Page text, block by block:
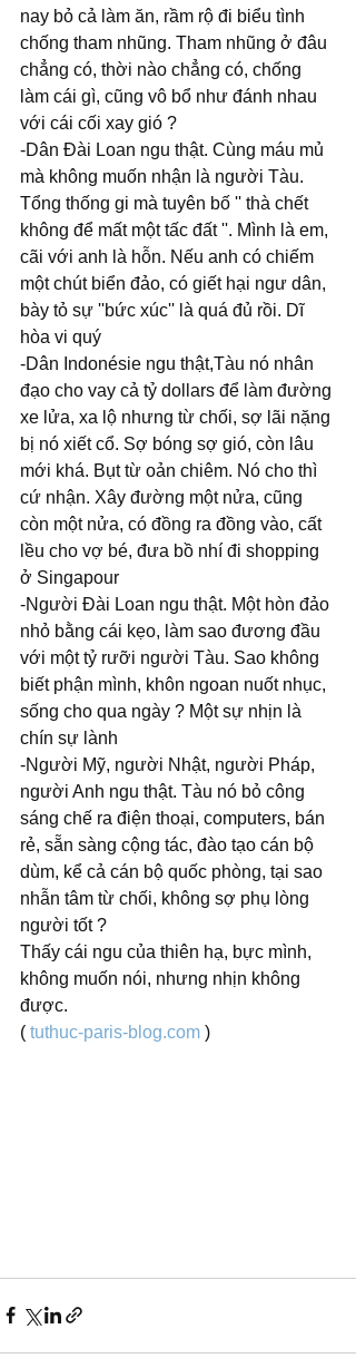
nay bỏ cả làm ăn, rầm rộ đi biểu tình
chống tham nhũng. Tham nhũng ở đâu
chẳng có, thời nào chẳng có, chống
làm cái gì, cũng vô bổ như đánh nhau
với cái cối xay gió ?
-Dân Đài Loan ngu thật. Cùng máu mủ
mà không muốn nhận là người Tàu.
Tổng thống gi mà tuyên bố '' thà chết
không để mất một tấc đất ''. Mình là em,
cãi với anh là hỗn. Nếu anh có chiếm
một chút biển đảo, có giết hại ngư dân,
bày tỏ sự ''bức xúc'' là quá đủ rồi. Dĩ
hòa vi quý
-Dân Indonésie ngu thật,Tàu nó nhân
đạo cho vay cả tỷ dollars để làm đường
xe lửa, xa lộ nhưng từ chối, sợ lãi nặng
bị nó xiết cổ. Sợ bóng sợ gió, còn lâu
mới khá. Bụt từ oản chiêm. Nó cho thì
cứ nhận. Xây đường một nửa, cũng
còn một nửa, có đồng ra đồng vào, cất
lều cho vợ bé, đưa bồ nhí đi shopping
ở Singapour
-Người Đài Loan ngu thật. Một hòn đảo
nhỏ bằng cái kẹo, làm sao đương đầu
với một tỷ rưỡi người Tàu. Sao không
biết phận mình, khôn ngoan nuốt nhục,
sống cho qua ngày ? Một sự nhịn là
chín sự lành
-Người Mỹ, người Nhật, người Pháp,
người Anh ngu thật. Tàu nó bỏ công
sáng chế ra điện thoại, computers, bán
rẻ, sẵn sàng cộng tác, đào tạo cán bộ
dùm, kể cả cán bộ quốc phòng, tại sao
nhẫn tâm từ chối, không sợ phụ lòng
người tốt ?
Thấy cái ngu của thiên hạ, bực mình,
không muốn nói, nhưng nhịn không
được.
( tuthuc-paris-blog.com )